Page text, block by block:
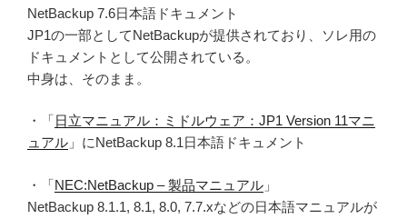
NetBackup 7.6日本語ドキュメント
JP1の一部としてNetBackupが提供されており、ソレ用の
ドキュメントとして公開されている。
中身は、そのまま。
・「日立マニュアル：ミドルウェア：JP1 Version 11マニ
ュアル 」にNetBackup 8.1日本語ドキュメント
・「NEC:NetBackup – 製品マニュアル 」
NetBackup 8.1.1, 8.1, 8.0, 7.7.xなどの日本語マニュアルが